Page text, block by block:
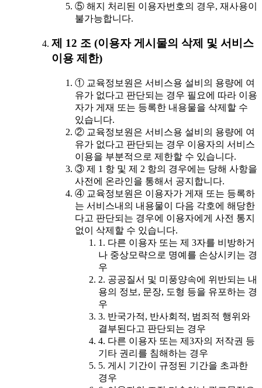
⑤ 해지 처리된 이용자번호의 경우, 재사용이
불가능합니다.
제 12 조 (이용자 게시물의 삭제 및 서비스
이용 제한)
① 교육정보원은 서비스용 설비의 용량에 여
유가 없다고 판단되는 경우 필요에 따라 이용
자가 게재 또는 등록한 내용물을 삭제할 수
있습니다.
② 교육정보원은 서비스용 설비의 용량에 여
유가 없다고 판단되는 경우 이용자의 서비스
이용을 부분적으로 제한할 수 있습니다.
③ 제 1 항 및 제 2 항의 경우에는 당해 사항을
사전에 온라인을 통해서 공지합니다.
④ 교육정보원은 이용자가 게재 또는 등록하
는 서비스내의 내용물이 다음 각호에 해당한
다고 판단되는 경우에 이용자에게 사전 통지
없이 삭제할 수 있습니다.
1. 다른 이용자 또는 제 3자를 비방하거
나 중상모략으로 명예를 손상시키는 경
우
2. 공공질서 및 미풍양속에 위반되는 내
용의 정보, 문장, 도형 등을 유포하는 경
우
3. 반국가적, 반사회적, 범죄적 행위와
결부된다고 판단되는 경우
4. 다른 이용자 또는 제3자의 저작권 등
기타 권리를 침해하는 경우
5. 게시 기간이 규정된 기간을 초과한
경우